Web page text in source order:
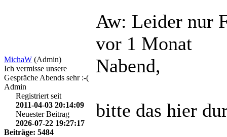
MichaW (Admin)
Ich vermisse unsere
Gespräche Abends sehr :-(
Admin
Registriert seit
2011-04-03 20:14:09
Neuester Beitrag
2026-07-22 19:27:17
Beiträge: 5484
Aw: Leider nur
vor 1 Monat
Nabend,
bitte das hier